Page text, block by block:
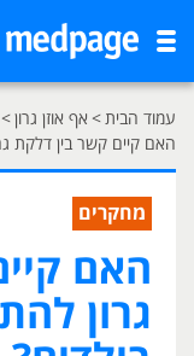
עמוד הבית> אף אוזן גרון>
האם קיים קשר בין דלקת
מחקרים
האם
גרון